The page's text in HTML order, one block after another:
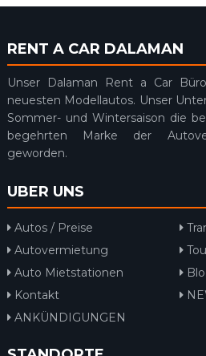
RENT A CAR DALAMAN
Unser Dalaman Rent a Car
neuesten Modellautos. Unser
Sommer- und Wintersaison die
begehrten Marke der
geworden.
UBER UNS
Autos / Preise
Autovermietung
Auto Mietstationen
Kontakt
ANKÜNDIGUNGEN